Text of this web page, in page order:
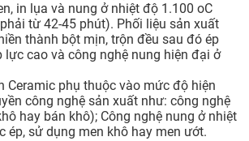
in lụa và nung ở nhiệt độ 1.100 oC
từ 42-45 phút). Phối liệu sản xuất
thành bột mịn, trộn đều sau đó ép
lực cao và công nghệ nung hiện đại ở
Ceramic phụ thuộc vào mức độ hiện
công nghệ sản xuất như: công nghệ
hay bán khô); Công nghệ nung ở nhiệt
ép, sử dụng men khô hay men ướt.